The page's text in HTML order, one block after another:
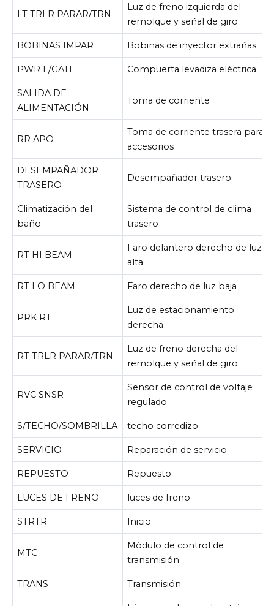
LT TRLR PARAR/TRN
Luz de freno izquierda del
remolque y señal de giro
BOBINAS IMPAR Bobinas de inyector extrañas
PWR L/GATE Compuerta levadiza eléctrica
SALIDA DE
ALIMENTACIÓN
Toma de corriente
RR APO
Toma de corriente trasera para
accesorios
DESEMPAÑADOR
TRASERO
Desempañador trasero
Climatización del
baño
Sistema de control de clima
trasero
RT HI BEAM
Faro delantero derecho de luz
alta
RT LO BEAM Faro derecho de luz baja
PRK RT
Luz de estacionamiento
derecha
RT TRLR PARAR/TRN
Luz de freno derecha del
remolque y señal de giro
RVC SNSR
Sensor de control de voltaje
regulado
S/TECHO/SOMBRILLA techo corredizo
SERVICIO Reparación de servicio
REPUESTO Repuesto
LUCES DE FRENO luces de freno
STRTR Inicio
MTC
Módulo de control de
transmisión
TRANS Transmisión